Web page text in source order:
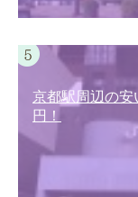
京都駅周辺の
円！